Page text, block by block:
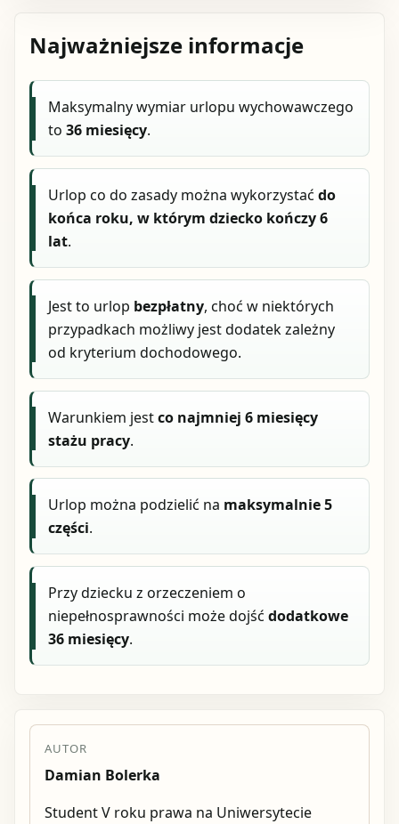
Najważniejsze informacje
Maksymalny wymiar urlopu wychowawczego
to36 miesięcy.
Urlop co do zasady można wykorzystaćdo
końca roku, w którym dziecko kończy 6
lat.
Jest to urlop bezpłatny, choć w niektórych
przypadkach możliwy jest dodatek zależny
od kryterium dochodowego.
Warunkiem jestco najmniej 6 miesięcy
stażu pracy.
Urlop można podzielić na maksymalnie 5
części.
Przy dziecku z orzeczeniem o
niepełnosprawności może dojśćdodatkowe
36 miesięcy.
AUTOR
Damian Bolerka
Student V roku prawa na Uniwersytecie